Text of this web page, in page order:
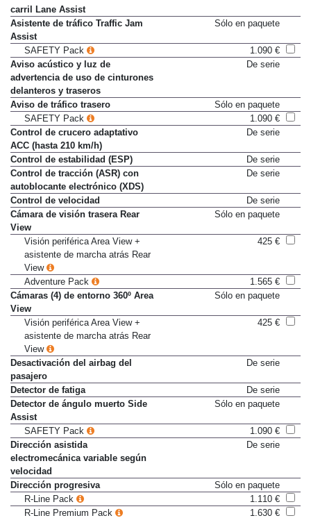
Asistente de mantenimiento de
carril Lane Assist
Asistente de tráfico Traffic Jam
Assist
SAFETY Pack
1.090 €
Aviso acústico y luz de
advertencia de uso de cinturones
delanteros y traseros
Aviso de tráfico trasero
Sólo en paquete
SAFETY Pack
1.090 €
Control de crucero adaptativo
ACC (hasta 210 km/h)
Control de estabilidad (ESP)
De serie
Control de tracción (ASR) con
autoblocante electrónico (XDS)
Control de velocidad
De serie
Cámara de visión trasera Rear
View
Visión periférica Area View +
asistente de marcha atrás Rear
View
Adventure Pack
1.565 €
Cámaras (4) de entorno 360º Area
View
Visión periférica Area View +
asistente de marcha atrás Rear
View
Desactivación del airbag del
pasajero
Detector de fatiga
De serie
Detector de ángulo muerto Side
Assist
SAFETY Pack
1.090 €
Dirección asistida
electromecánica variable según
velocidad
Dirección progresiva
Sólo en paquete
R-Line Pack
1.110 €